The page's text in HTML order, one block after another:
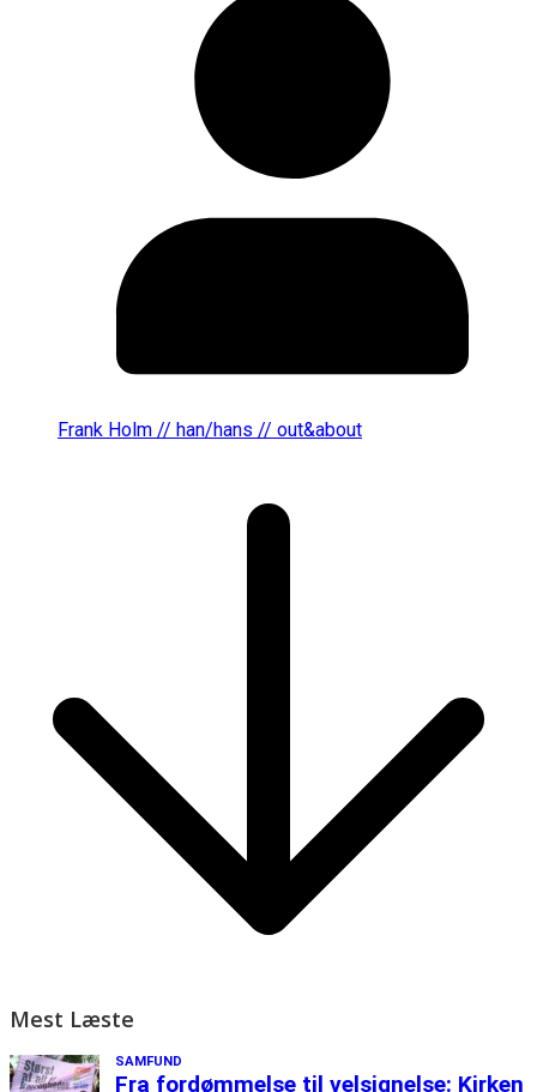
Frank Holm // han/hans // out&about
Mest Læste